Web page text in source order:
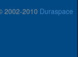
2002-2010 Duraspace